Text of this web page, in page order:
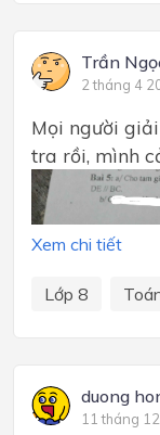
Trần
2 tháng 4
Mọi người
tra rồi, mình
Xem chi tiết
Lớp 8
duong
11 tháng